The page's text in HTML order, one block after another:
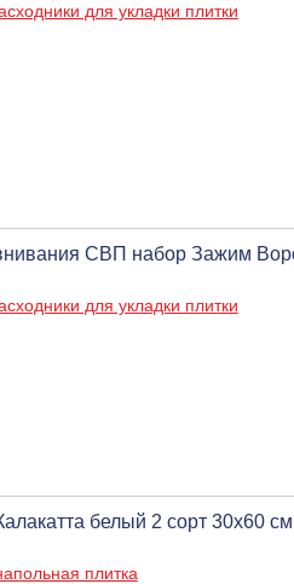
для укладки плитки
СВП набор Зажим
для укладки плитки
белый 2 сорт 30х60
плитка